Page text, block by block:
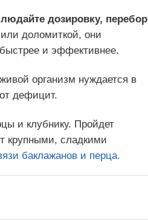
дозировку, перебор
доломиткой, они
и эффективнее.
организм нуждается в
дефицит.
и клубнику. Пройдет
крупными, сладкими
баклажанов и перца.